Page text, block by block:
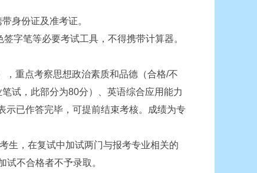
身份证及准考证。
字笔等必要考试工具，不得携带计算器。
重点考察思想政治素质和品德（合格/不
试，此部分为80分）、英语综合应用能力
示已作答完毕，可提前结束考核。成绩为专
，在复试中加试两门与报考专业相关的
不合格者不予录取。